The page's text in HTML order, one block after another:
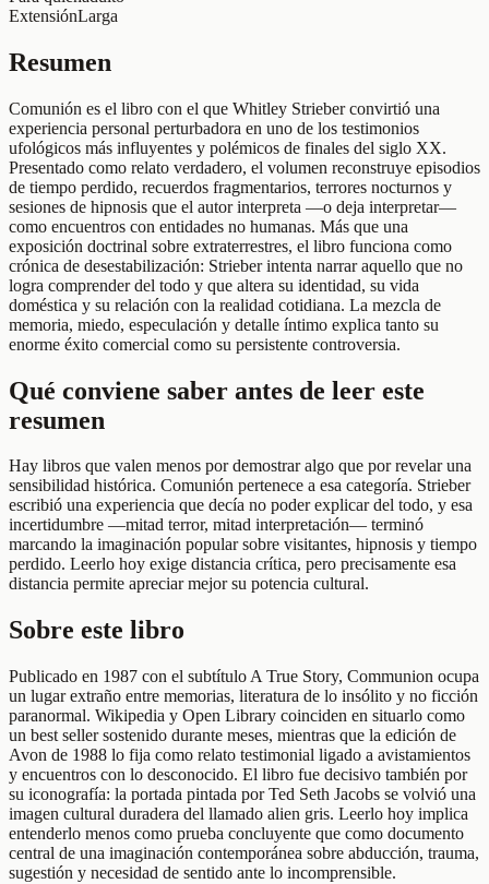
ExtensiónLarga
Resumen
Comunión es el libro con el que Whitley Strieber convirtió una
experiencia personal perturbadora en uno de los testimonios
ufológicos más influyentes y polémicos de finales del siglo XX.
Presentado como relato verdadero, el volumen reconstruye episodios
de tiempo perdido, recuerdos fragmentarios, terrores nocturnos y
sesiones de hipnosis que el autor interpreta —o deja interpretar—
como encuentros con entidades no humanas. Más que una
exposición doctrinal sobre extraterrestres, el libro funciona como
crónica de desestabilización: Strieber intenta narrar aquello que no
logra comprender del todo y que altera su identidad, su vida
doméstica y su relación con la realidad cotidiana. La mezcla de
memoria, miedo, especulación y detalle íntimo explica tanto su
enorme éxito comercial como su persistente controversia.
Qué conviene saber antes de leer este
resumen
Hay libros que valen menos por demostrar algo que por revelar una
sensibilidad histórica. Comunión pertenece a esa categoría. Strieber
escribió una experiencia que decía no poder explicar del todo, y esa
incertidumbre —mitad terror, mitad interpretación— terminó
marcando la imaginación popular sobre visitantes, hipnosis y tiempo
perdido. Leerlo hoy exige distancia crítica, pero precisamente esa
distancia permite apreciar mejor su potencia cultural.
Sobre este libro
Publicado en 1987 con el subtítulo A True Story, Communion ocupa
un lugar extraño entre memorias, literatura de lo insólito y no ficción
paranormal. Wikipedia y Open Library coinciden en situarlo como
un best seller sostenido durante meses, mientras que la edición de
Avon de 1988 lo fija como relato testimonial ligado a avistamientos
y encuentros con lo desconocido. El libro fue decisivo también por
su iconografía: la portada pintada por Ted Seth Jacobs se volvió una
imagen cultural duradera del llamado alien gris. Leerlo hoy implica
entenderlo menos como prueba concluyente que como documento
central de una imaginación contemporánea sobre abducción, trauma,
sugestión y necesidad de sentido ante lo incomprensible.